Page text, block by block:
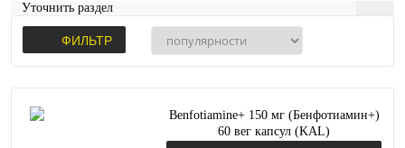
Уточнить раздел
ФИЛЬТР
Benfotiamine+ 150 мг (Бенфотиамин+)
60 вег капсул (KAL)